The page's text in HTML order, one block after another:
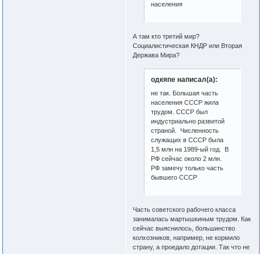
населения
А там кто третий мир?
Социалистическая КНДР или Вторая
Держава Мира?
одкяпе написал(а):
не так. Большая часть
населения СССР жила
трудом. СССР был
индустриально развитой
страной. Численность
служащих в СССР была
1,5 млн на 1989-ый год. В
РФ сейчас около 2 млн.
РФ замечу только часть
бывшего СССР
Часть советского рабочего класса
занималась мартышкиным трудом. Как
сейчас выяснилось, большинство
колхозников, например, не кормило
страну, а проедало дотации. Так что не